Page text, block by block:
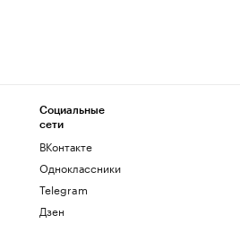
Социальные
сети
ВКонтакте
Одноклассники
Telegram
Дзен